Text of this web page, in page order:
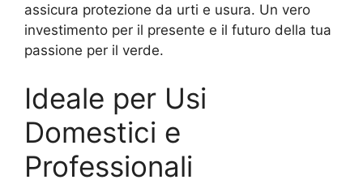
assicura protezione da urti e usura. Un vero
investimento per il presente e il futuro della tua
passione per il verde.
Ideale per Usi
Domestici e
Professionali